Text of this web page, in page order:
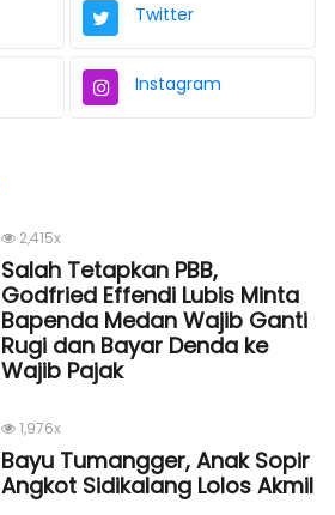
Twitter
Instagram
2,415x
Salah Tetapkan PBB,
Godfried Effendi Lubis Minta
Bapenda Medan Wajib Ganti
Rugi dan Bayar Denda ke
Wajib Pajak
1,976x
Bayu Tumangger, Anak Sopir
Angkot Sidikalang Lolos Akmil